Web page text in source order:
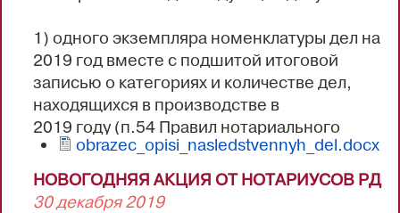
1) одного экземпляра номенклатуры дел на
2019 год вместе с подшитой итоговой
записью о категориях и количестве дел,
находящихся в производстве в
2019 году (п.54 Правил нотариального
делопроизводства). В графу 3
номенклатуры дел вписывается количество
частей/томов дела, находящихся в
obrazec_opisi_nasledstvennyh_del.docx
НОВОГОДНЯЯ АКЦИЯ ОТ НОТАРИУСОВ РД
30 декабря 2019